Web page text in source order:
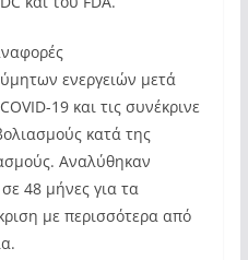
ενεργειών μετά
19 και τις συνέκρινε
κατά της
Αναλύθηκαν
48 μήνες για τα
με περισσότερα από